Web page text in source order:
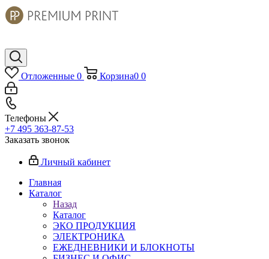
Отложенные 0 Корзина0 0
Телефоны
+7 495 363-87-53
Заказать звонок
Личный кабинет
Главная
Каталог
Назад
Каталог
ЭКО ПРОДУКЦИЯ
ЭЛЕКТРОНИКА
ЕЖЕДНЕВНИКИ И БЛОКНОТЫ